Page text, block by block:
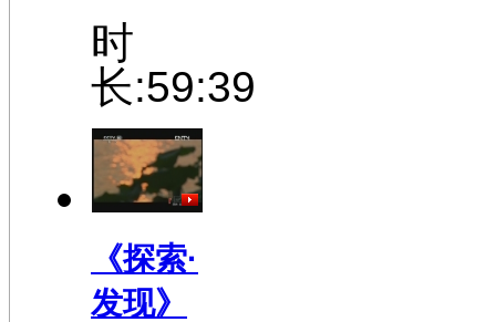
时
长:59:39
《探索·
发现》